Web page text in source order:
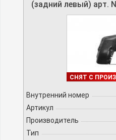
(задний левый) арт.
ДОСТУПНО
СНЯТ С
Внутренний номер
Артикул
Производитель
Тип